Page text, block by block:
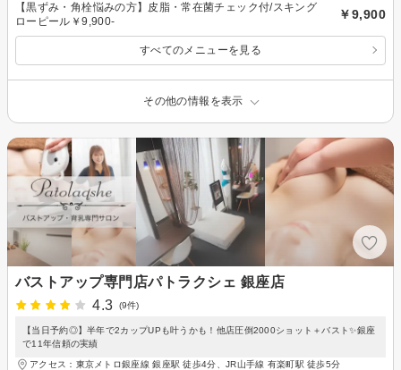
【黒ずみ・角栓悩みの方】皮脂・常在菌チェック付/スキング
ローピール￥9,900-
￥9,900
すべてのメニューを見る
その他の情報を表示
バストアップ専門店パトラクシェ 銀座店
4.3
(9件)
【当日予約◎】半年で2カップUPも叶うかも！他店圧倒2000ショット＋バスト✨銀座
で11年信頼の実績
アクセス：東京メトロ銀座線 銀座駅 徒歩4分、JR山手線 有楽町駅 徒歩5分